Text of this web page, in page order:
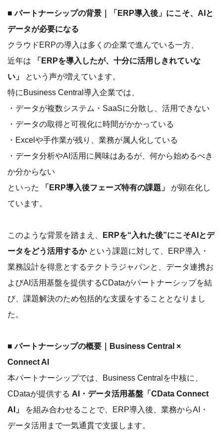
■ パートナーシップの背景｜「ERP導入後」にこそ、AIと
データが必要になる
クラウドERPの導入は多くの企業で進んでいる一方、
近年は
「ERPを導入したが、十分に活用しきれていな
い」
という声が増えています。
特にBusiness Central導入企業では、
・データが複数システム・SaaSに分散し、活用できない
・データの取得と可視化に時間がかかっている
・Excelや手作業が残り、業務が属人化している
・データ分析やAI活用に興味はあるが、何から始めるべき
か分からない
といった
「ERP導入後フェーズ特有の課題」
が顕在化し
ています。
このような背景を踏まえ、
ERPを“入れた後”にこそAIとデ
ータをどう活用するかという課題に対して、ERP導入・
業務設計を得意とするテクトラジャパンと、データ連携お
よびAI活用基盤を提供するCDataがパートナーシップを結
び、課題解決のため包括的な支援をすることとなりまし
た。
■ パートナーシップの概要｜Business Central ×
Connect AI
本パートナーシップでは、Business Centralを中核に、
CDataが提供する AI・データ活用基盤「CData Connect
AI」
を組み合わせることで、ERP導入後、業務からAI・
データ活用まで一気通貫で支援します。